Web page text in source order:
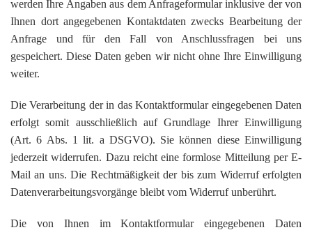
werden Ihre Angaben aus dem Anfrageformular inklusive der von
Ihnen dort angegebenen Kontaktdaten zwecks Bearbeitung der
Anfrage und für den Fall von Anschlussfragen bei uns
gespeichert. Diese Daten geben wir nicht ohne Ihre Einwilligung
weiter.
Die Verarbeitung der in das Kontaktformular eingegebenen Daten
erfolgt somit ausschließlich auf Grundlage Ihrer Einwilligung
(Art. 6 Abs. 1 lit. a DSGVO). Sie können diese Einwilligung
jederzeit widerrufen. Dazu reicht eine formlose Mitteilung per E-
Mail an uns. Die Rechtmäßigkeit der bis zum Widerruf erfolgten
Datenverarbeitungsvorgänge bleibt vom Widerruf unberührt.
Die von Ihnen im Kontaktformular eingegebenen Daten